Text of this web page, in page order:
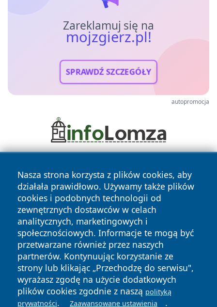
Zareklamuj się na
mojzgierz.pl!
SPRAWDŹ SZCZEGÓŁY
autopromocja
Nasza strona korzysta z plików cookies, aby
działała prawidłowo. Używamy także plików
cookies i podobnych technologii od
zewnętrznych dostawców w celach
analitycznych, marketingowych i
społecznościowych. Informacje te mogą być
przetwarzane również przez naszych
partnerów. Kontynuując korzystanie ze
strony lub klikając „Przechodzę do serwisu",
wyrażasz zgodę na użycie dodatkowych
plików cookies zgodnie z naszą polityką
prywatności. Zaawansowane ustawienia .
Copyright © 2026 mojzgierz.pl Wszystkie prawa zastrzeżone.
News Autorzy
Polityka
Prywatności
Polityka
Cookies